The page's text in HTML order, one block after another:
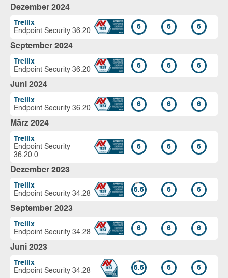
Dezember 2024
Trellix
Endpoint Security 36.20
6 6 6
September 2024
Trellix
Endpoint Security 36.20
6 6 6
Juni 2024
Trellix
Endpoint Security 36.20
6 6 6
März 2024
Trellix
Endpoint Security
36.20.0
6 6 6
Dezember 2023
Trellix
Endpoint Security 34.28
5.5 6 6
September 2023
Trellix
Endpoint Security 34.28
6 6 6
Juni 2023
Trellix
Endpoint Security 34.28
5.5 6 6